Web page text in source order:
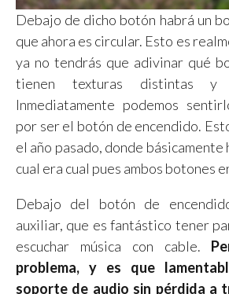
Debajo de dicho botón habrá un
que ahora es circular. Esto es
ya no tendrás que adivinar qué
tienen texturas distintas y
Inmediatamente podemos
por ser el botón de encendido.
el año pasado, donde
cual era cual pues ambos botones
Debajo del botón de
auxiliar, que es fantástico tener
escuchar música con cable.
problema, y es que
soporte de audio sin pérdida a